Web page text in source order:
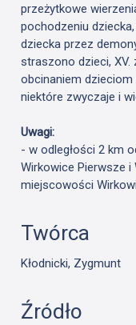
przeżytkowe
pochodzeniu
dziecka przez
straszono dzieci, XV.
obcinaniem dzieciom
niektóre zwyczaje i
Uwagi:
- w odległości 2 km
Wirkowice Pierwsze i
miejscowości
Twórca
Kłodnicki, Zygmunt
Źródło